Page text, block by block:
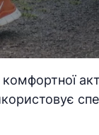
комфортної